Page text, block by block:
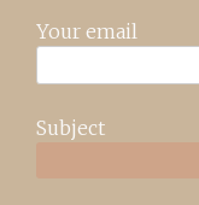
Your email
Subject